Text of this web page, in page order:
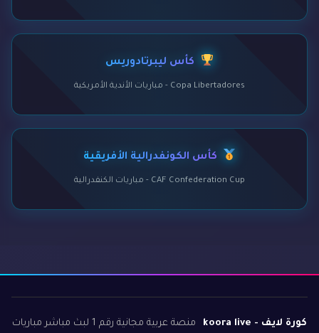
كأس ليبرتادوريس
Copa Libertadores - مباريات الأندية الأمريكية
كأس الكونفدرالية الأفريقية
CAF Confederation Cup - مباريات الكنفدرالية
كورة لايف - koora live
منصة عربية مجانية رقم 1 لبث مباشر مباريات